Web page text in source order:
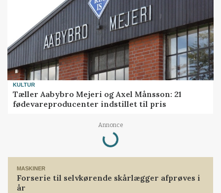
KULTUR
Tæller Aabybro Mejeri og Axel Månsson: 21
fødevareproducenter indstillet til pris
Annonce
Loading...
MASKINER
Forserie til selvkørende skårlægger afprøves i
år